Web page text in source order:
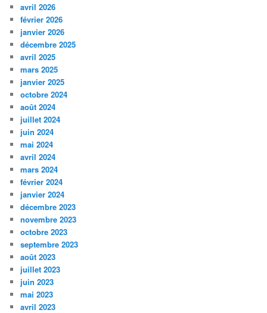
avril 2026
février 2026
janvier 2026
décembre 2025
avril 2025
mars 2025
janvier 2025
octobre 2024
août 2024
juillet 2024
juin 2024
mai 2024
avril 2024
mars 2024
février 2024
janvier 2024
décembre 2023
novembre 2023
octobre 2023
septembre 2023
août 2023
juillet 2023
juin 2023
mai 2023
avril 2023